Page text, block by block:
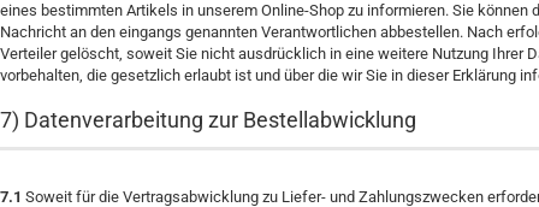
eines bestimmten Artikels in unserem Online-Shop zu informieren. Sie
Nachricht an den eingangs genannten Verantwortlichen abbestellen. Nach
Verteiler gelöscht, soweit Sie nicht ausdrücklich in eine weitere Nutzung Ihrer
vorbehalten, die gesetzlich erlaubt ist und über die wir Sie in dieser Erklärung
7) Datenverarbeitung zur Bestellabwicklung
7.1 Soweit für die Vertragsabwicklung zu Liefer- und Zahlungszwecken